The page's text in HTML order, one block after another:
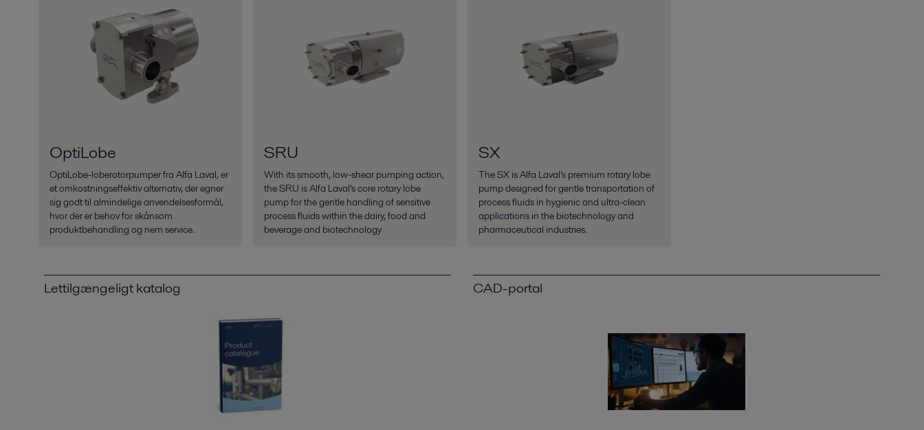
OptiLobe
OptiLobe-loberotorpumper fra Alfa Laval, er
et omkostningseffektiv alternativ, der egner
sig godt til almindelige anvendelsesformål,
hvor der er behov for skånsom
produktbehandling og nem service.
SRU
With its smooth, low-shear pumping action,
the SRU is Alfa Laval’s core rotary lobe
pump for the gentle handling of sensitive
process fluids within the dairy, food and
beverage and biotechnology
SX
The SX is Alfa Laval’s premium rotary lobe
pump designed for gentle transportation of
process fluids in hygienic and ultra-clean
applications in the biotechnology and
pharmaceutical industries.
Lettilgængeligt katalog CAD-portal